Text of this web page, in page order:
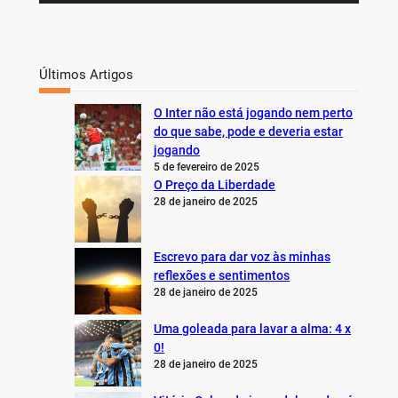
Últimos Artigos
O Inter não está jogando nem perto
do que sabe, pode e deveria estar
jogando
5 de fevereiro de 2025
O Preço da Liberdade
28 de janeiro de 2025
Escrevo para dar voz às minhas
reflexões e sentimentos
28 de janeiro de 2025
Uma goleada para lavar a alma: 4 x
0!
28 de janeiro de 2025